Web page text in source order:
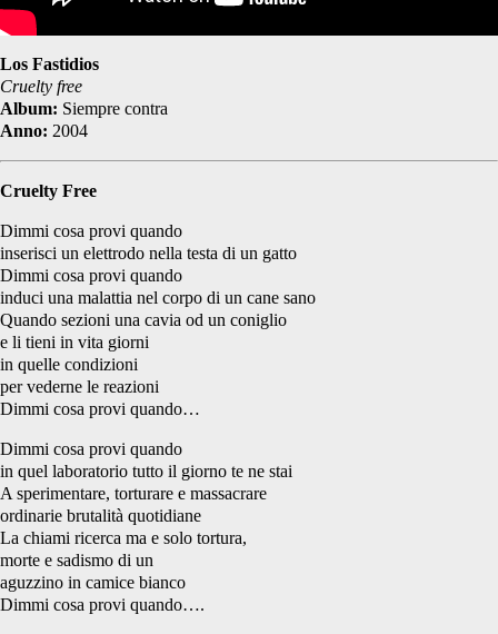
Los Fastidios
Cruelty free
Album: Siempre contra
Anno: 2004
Cruelty Free
Dimmi cosa provi quando
inserisci un elettrodo nella testa di un gatto
Dimmi cosa provi quando
induci una malattia nel corpo di un cane sano
Quando sezioni una cavia od un coniglio
e li tieni in vita giorni
in quelle condizioni
per vederne le reazioni
Dimmi cosa provi quando…
Dimmi cosa provi quando
in quel laboratorio tutto il giorno te ne stai
A sperimentare, torturare e massacrare
ordinarie brutalità quotidiane
La chiami ricerca ma e solo tortura,
morte e sadismo di un
aguzzino in camice bianco
Dimmi cosa provi quando….